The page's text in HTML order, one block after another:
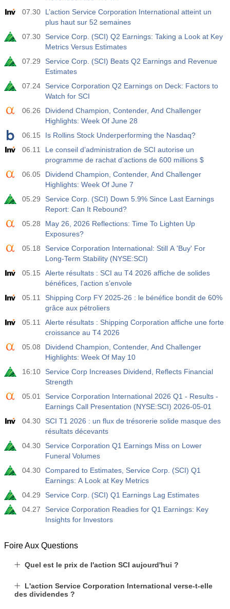
USD
Act
30 K
Fcst
40 K
Prev
USD
Taux de Chômage U6
Act
7.9%
Fcst
Prev
USD
Baker Hughes Nombre de plates-formes pétrolières
Act
Fcst
Prev
17:00
Baker Hughes Nombre total de plates-formes aux
États-Unis
Act
Fcst
Prev
19:00
USD
Crédit à la consommation de la Réserve Fédérale
m/m
Act
Fcst
Prev
Positions nettes non commerciales de CFTC Gold
Act
Fcst
Prev
Positions nettes non commerciales du pétrole brut
CFTC
Fcst
19:30
commerciales
-17.2 K
19:30
USD
CFTC Nasdaq 100 Positions nettes non commerciales
Fcst
4.9 K
07.30
L’action Service Corporation International atteint un
plus haut sur 52 semaines
07.30
Service Corp. (SCI) Q2 Earnings: Taking a Look at Key
Metrics Versus Estimates
07.29
Service Corp. (SCI) Beats Q2 Earnings and Revenue
Estimates
07.24
Service Corporation Q2 Earnings on Deck: Factors to
Watch for SCI
06.26
Dividend Champion, Contender, And Challenger
Highlights: Week Of June 28
06.15
Is Rollins Stock Underperforming the Nasdaq?
06.11
Le conseil d’administration de SCI autorise un
programme de rachat d’actions de 600 millions $
06.05
Dividend Champion, Contender, And Challenger
Highlights: Week Of June 7
05.29
Service Corp. (SCI) Down 5.9% Since Last Earnings
Report: Can It Rebound?
05.28
May 26, 2026 Reflections: Time To Lighten Up
Exposures?
05.18
Service Corporation International: Still A 'Buy' For
Long-Term Stability (NYSE:SCI)
05.15
Alerte résultats : SCI au T4 2026 affiche de solides
bénéfices, l’action s’envole
05.11
Shipping Corp FY 2025-26 : le bénéfice bondit de 60%
grâce aux pétroliers
05.11
Alerte résultats : Shipping Corporation affiche une forte
croissance au T4 2026
05.08
Dividend Champion, Contender, And Challenger
Highlights: Week Of May 10
16:10
Service Corp Increases Dividend, Reflects Financial
Strength
05.01
Service Corporation International 2026 Q1 - Results -
Earnings Call Presentation (NYSE:SCI) 2026-05-01
04.30
SCI T1 2026 : un flux de trésorerie solide masque des
résultats décevants
04.30
Service Corporation Q1 Earnings Miss on Lower
Funeral Volumes
04.30 Compared to Estimates, Service Corp. (SCI) Q1
Earnings: A Look at Key Metrics
04.29
Service Corp. (SCI) Q1 Earnings Lag Estimates
04.27
Service Corporation Readies for Q1 Earnings: Key
Insights for Investors
Foire Aux Questions
Quel est le prix de l'action SCI aujourd'hui ?
L'action Service Corporation International verse-t-elle
des dividendes ?